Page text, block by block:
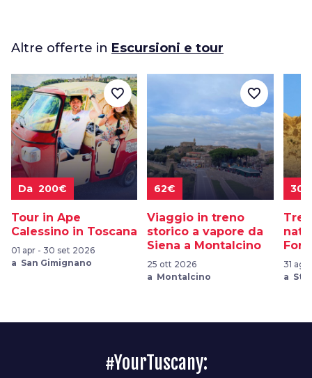
Altre offerte in Escursioni e tour
Da 200€
Tour in Ape
Calessino in Toscana
01 apr - 30 set 2026
a San Gimignano
favorite_border
62€
Viaggio in treno
storico a vapore da
Siena a Montalcino
25 ott 2026
a Montalcino
favorite_border
30€
31
a
#YourTuscany: